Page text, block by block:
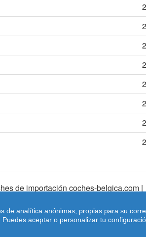
de importación coches-belgica.com |
de analítica anónimas, propias para su
aceptar o personalizar tu